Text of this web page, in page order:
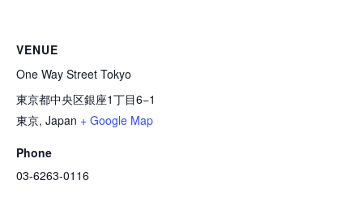
VENUE
One Way Street Tokyo
東京都中央区銀座1丁目6−1
東京, Japan + Google Map
Phone
03-6263-0116